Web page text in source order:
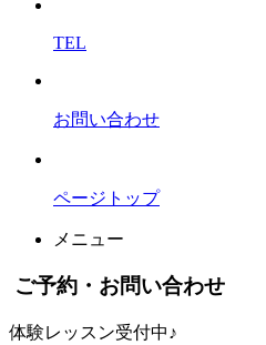
TEL
お問い合わせ
ページトップ
メニュー
ご予約・お問い合わせ
体験レッスン受付中♪